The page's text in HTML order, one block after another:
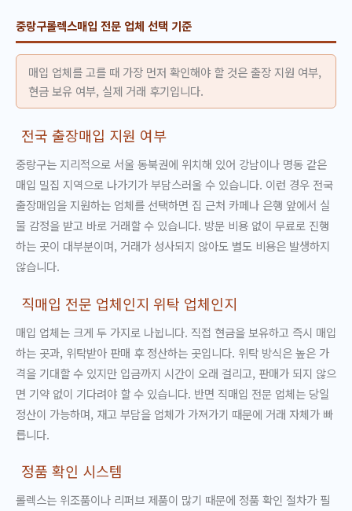
중랑구롤렉스매입 전문 업체 선택 기준
매입 업체를 고를 때 가장 먼저 확인해야 할 것은 출장 지원 여부,
현금 보유 여부, 실제 거래 후기입니다.
전국 출장매입 지원 여부
중랑구는 지리적으로 서울 동북권에 위치해 있어 강남이나 명동 같은
매입 밀집 지역으로 나가기가 부담스러울 수 있습니다. 이런 경우 전국
출장매입을 지원하는 업체를 선택하면 집 근처 카페나 은행 앞에서 실
물 감정을 받고 바로 거래할 수 있습니다. 방문 비용 없이 무료로 진행
하는 곳이 대부분이며, 거래가 성사되지 않아도 별도 비용은 발생하지
않습니다.
직매입 전문 업체인지 위탁 업체인지
매입 업체는 크게 두 가지로 나뉩니다. 직접 현금을 보유하고 즉시 매입
하는 곳과, 위탁받아 판매 후 정산하는 곳입니다. 위탁 방식은 높은 가
격을 기대할 수 있지만 입금까지 시간이 오래 걸리고, 판매가 되지 않으
면 기약 없이 기다려야 할 수 있습니다. 반면 직매입 전문 업체는 당일
정산이 가능하며, 재고 부담을 업체가 가져가기 때문에 거래 자체가 빠
릅니다.
정품 확인 시스템
롤렉스는 위조품이나 리퍼브 제품이 많기 때문에 정품 확인 절차가 필